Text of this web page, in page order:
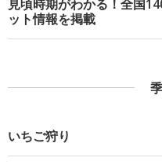
見頃時期がわかる！全国
ット情報を掲載
いちご狩り